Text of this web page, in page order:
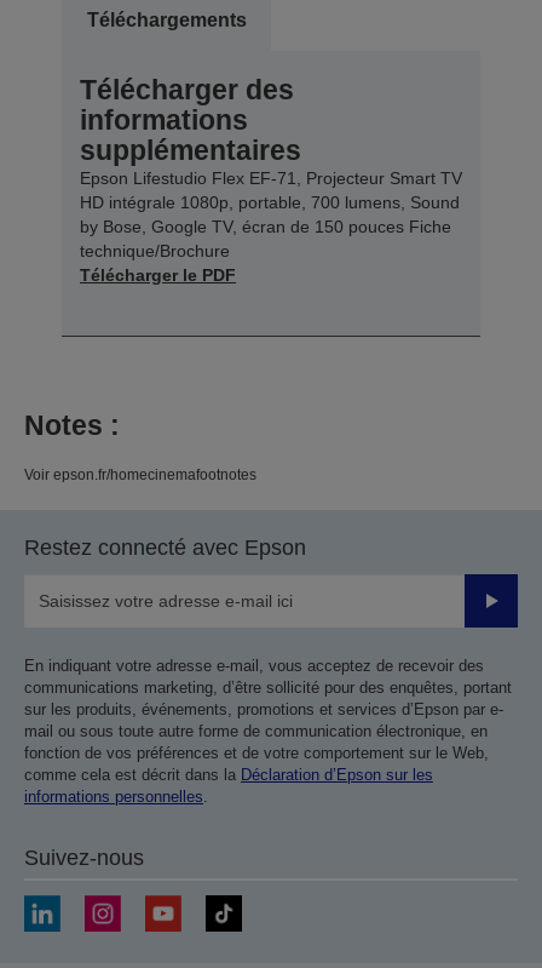
Téléchargements
Télécharger des
informations
supplémentaires
Epson Lifestudio Flex EF-71, Projecteur Smart TV
HD intégrale 1080p, portable, 700 lumens, Sound
by Bose, Google TV, écran de 150 pouces Fiche
technique/Brochure
Télécharger le PDF
Notes :
Voir epson.fr/homecinemafootnotes
Restez connecté avec Epson
Valider
En indiquant votre adresse e-mail, vous acceptez de recevoir des
communications marketing, d’être sollicité pour des enquêtes, portant
sur les produits, événements, promotions et services d’Epson par e-
mail ou sous toute autre forme de communication électronique, en
fonction de vos préférences et de votre comportement sur le Web,
comme cela est décrit dans la Déclaration d’Epson sur les
informations personnelles.
Suivez-nous